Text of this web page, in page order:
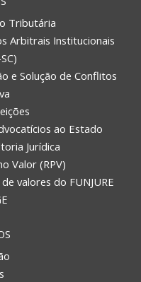
Tributária
Arbitrais Institucionais
e Solução de Conflitos
ao Estado
Jurídica
Valor (RPV)
valores do FUNJURE